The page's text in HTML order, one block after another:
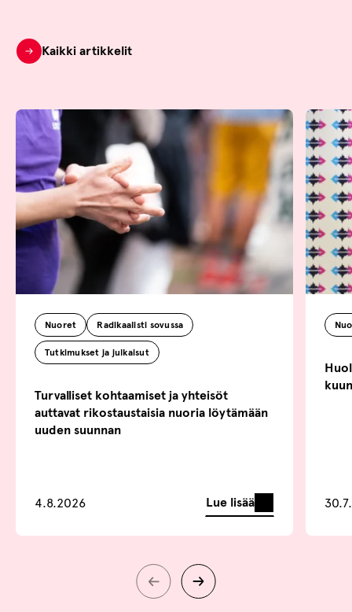
Kaikki artikkelit
Nuoret Radikaalisti sovussa
Tutkimukset ja julkaisut
Turvalliset kohtaamiset ja yhteisöt
auttavat rikostaustaisia nuoria löytämään
uuden suunnan
4.8.2026 Lue lisää